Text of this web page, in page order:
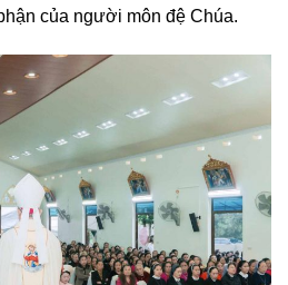
của người môn đệ Chúa.